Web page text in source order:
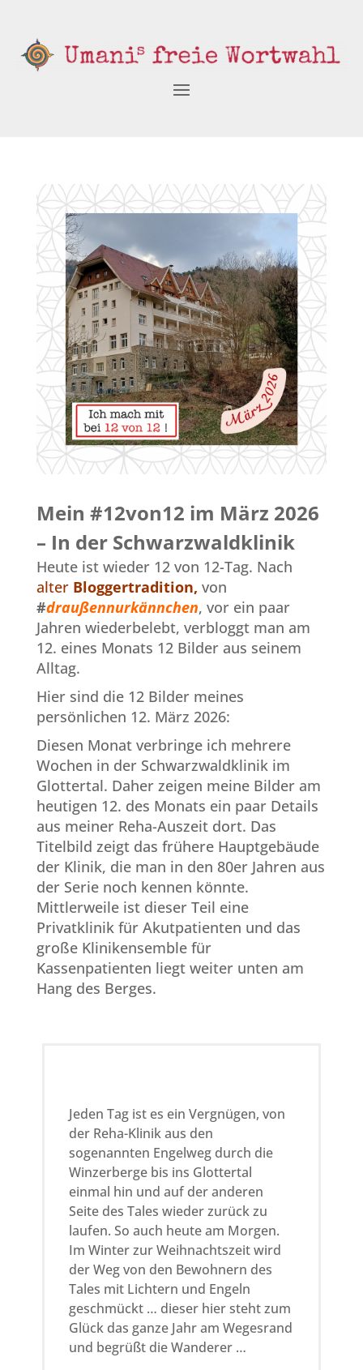
Mein #12von12 im März 2026
– In der Schwarzwaldklinik
Heute ist wieder 12 von 12-Tag. Nach
alter Bloggertradition, von
#draußennurkännchen, vor ein paar
Jahren wiederbelebt, verbloggt man am
12. eines Monats 12 Bilder aus seinem
Alltag.
Hier sind die 12 Bilder meines
persönlichen 12. März 2026:
Diesen Monat verbringe ich mehrere
Wochen in der Schwarzwaldklinik im
Glottertal. Daher zeigen meine Bilder am
heutigen 12. des Monats ein paar Details
aus meiner Reha-Auszeit dort. Das
Titelbild zeigt das frühere Hauptgebäude
der Klinik, die man in den 80er Jahren aus
der Serie noch kennen könnte.
Mittlerweile ist dieser Teil eine
Privatklinik für Akutpatienten und das
große Klinikensemble für
Kassenpatienten liegt weiter unten am
Hang des Berges.
Jeden Tag ist es ein Vergnügen, von
der Reha-Klinik aus den
sogenannten Engelweg durch die
Winzerberge bis ins Glottertal
einmal hin und auf der anderen
Seite des Tales wieder zurück zu
laufen. So auch heute am Morgen.
Im Winter zur Weihnachtszeit wird
der Weg von den Bewohnern des
Tales mit Lichtern und Engeln
geschmückt … dieser hier steht zum
Glück das ganze Jahr am Wegesrand
und begrüßt die Wanderer …